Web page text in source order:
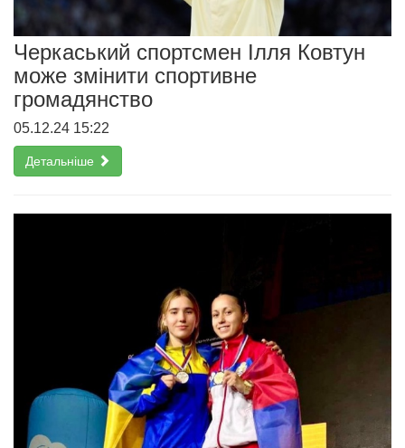
Черкаський спортсмен Ілля Ковтун
може змінити спортивне
громадянство
05.12.24 15:22
Детальніше